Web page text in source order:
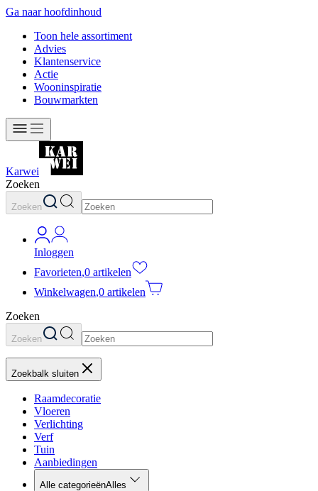
Ga naar hoofdinhoud
Toon hele assortiment
Advies
Klantenservice
Actie
Wooninspiratie
Bouwmarkten
Karwei
Zoeken
Zoeken
Inloggen
Favorieten,0 artikelen
Winkelwagen,0 artikelen
Zoeken
Zoeken
Zoekbalk sluiten
Raamdecoratie
Vloeren
Verlichting
Verf
Tuin
Aanbiedingen
Alle categorieënAlles